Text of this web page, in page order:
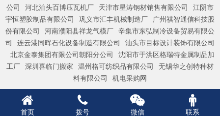
公司
河北泊头百博压瓦机厂 天津市星涛钢材销售有限公司
江阴市
宇恒塑胶制品有限公司
巩义市汇丰机械制造厂
广州祺智通信科技股
份有限公司
河南濮阳县祥龙气模厂 辛集市东弘制冷设备贸易有限公
司
连云港同晖石化设备制造有限公司
汕头市目标设计装饰有限公司
北京金泰集团有限公司朝阳分公司
沈阳市于洪区格瑞特金属制品加
工厂 深圳喜临门搬家 温州格可纺织品有限公司
无锡华之创特种材
料有限公司
机电采购网
首页 拨号 微信 联系